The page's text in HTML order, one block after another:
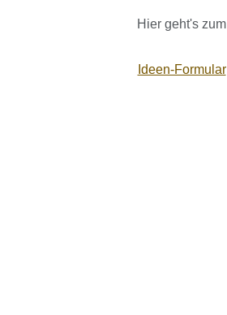
Hier geht's zum
Ideen-Formular